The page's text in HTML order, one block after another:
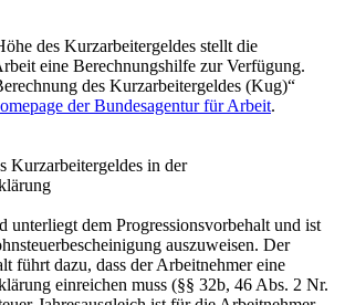
des Kurzarbeitergeldes stellt die
eine Berechnungshilfe zur Verfügung.
des Kurzarbeitergeldes (Kug)“
der Bundesagentur für Arbeit.
Kurzarbeitergeldes in der
unterliegt dem Progressionsvorbehalt und ist
auszuweisen. Der
führt dazu, dass der Arbeitnehmer eine
einreichen muss (§§ 32b, 46 Abs. 2 Nr.